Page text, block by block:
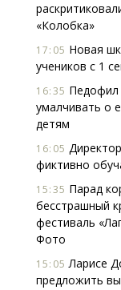
«Колобка»
17:05 Новая
учеников с 1
16:35 Педофил
умалчивать о
детям
16:05
фиктивно
15:35 Парад
бесстрашный
фестиваль
Фото
15:05 Ларисе
предложить